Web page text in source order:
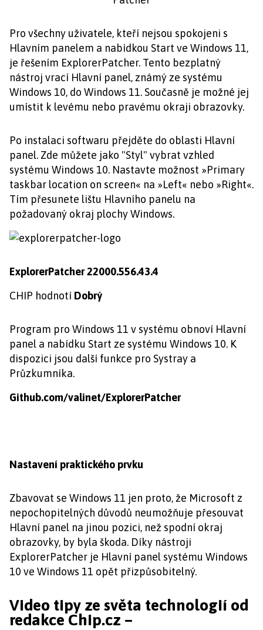
Pro všechny uživatele, kteří nejsou spokojeni s
Hlavním panelem a nabídkou Start ve Windows 11,
je řešením ExplorerPatcher. Tento bezplatný
nástroj vrací Hlavní panel, známý ze systému
Windows 10, do Windows 11. Současně je možné jej
umístit k levému nebo pravému okraji obrazovky.
Po instalaci softwaru přejděte do oblasti Hlavní
panel. Zde můžete jako "Styl" vybrat vzhled
systému Windows 10. Nastavte možnost »Primary
taskbar location on screen« na »Left« nebo »Right«.
Tím přesunete lištu Hlavního panelu na
požadovaný okraj plochy Windows.
ExplorerPatcher 22000.556.43.4
CHIP hodnotí Dobrý
Program pro Windows 11 v systému obnoví Hlavní
panel a nabídku Start ze systému Windows 10. K
dispozici jsou další funkce pro Systray a
Průzkumníka.
Github.com/valinet/ExplorerPatcher
Nastavení praktického prvku
Zbavovat se Windows 11 jen proto, že Microsoft z
nepochopitelných důvodů neumožňuje přesouvat
Hlavní panel na jinou pozici, než spodní okraj
obrazovky, by byla škoda. Díky nástroji
ExplorerPatcher je Hlavní panel systému Windows
10 ve Windows 11 opět přizpůsobitelný.
Video tipy ze světa technologií od
redakce Chip.cz –